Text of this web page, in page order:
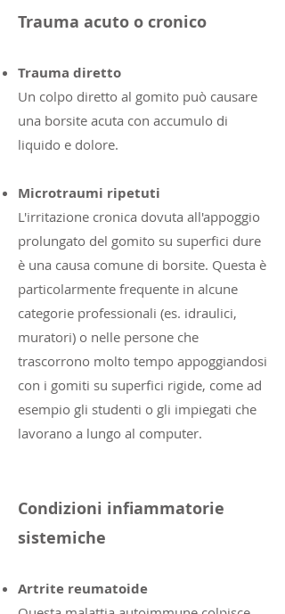
Trauma acuto o cronico
Trauma diretto
Un colpo diretto al gomito può causare
una borsite acuta con accumulo di
liquido e dolore.
Microtraumi ripetuti
L'irritazione cronica dovuta all'appoggio
prolungato del gomito su superfici dure
è una causa comune di borsite. Questa è
particolarmente frequente in alcune
categorie professionali (es. idraulici,
muratori) o nelle persone che
trascorrono molto tempo appoggiandosi
con i gomiti su superfici rigide, come ad
esempio gli studenti o gli impiegati che
lavorano a lungo al computer.
Condizioni infiammatorie
sistemiche
Artrite reumatoide